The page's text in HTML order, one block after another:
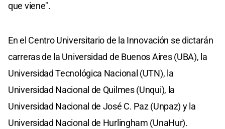
que viene".
En el Centro Universitario de la Innovación se dictarán
carreras de la Universidad de Buenos Aires (UBA), la
Universidad Tecnológica Nacional (UTN), la
Universidad Nacional de Quilmes (Unqui), la
Universidad Nacional de José C. Paz (Unpaz) y la
Universidad Nacional de Hurlingham (UnaHur).